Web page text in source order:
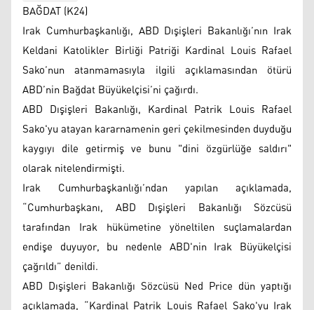
BAĞDAT (K24)
Irak Cumhurbaşkanlığı, ABD Dışişleri Bakanlığı’nın Irak
Keldani Katolikler Birliği Patriği Kardinal Louis Rafael
Sako’nun atanmamasıyla ilgili açıklamasından ötürü
ABD’nin Bağdat Büyükelçisi’ni çağırdı.
ABD Dışişleri Bakanlığı, Kardinal Patrik Louis Rafael
Sako'yu atayan kararnamenin geri çekilmesinden duyduğu
kaygıyı dile getirmiş ve bunu "dini özgürlüğe saldırı"
olarak nitelendirmişti.
Irak Cumhurbaşkanlığı’ndan yapılan açıklamada,
“Cumhurbaşkanı, ABD Dışişleri Bakanlığı Sözcüsü
tarafından Irak hükümetine yöneltilen suçlamalardan
endişe duyuyor, bu nedenle ABD'nin Irak Büyükelçisi
çağrıldı” denildi.
ABD Dışişleri Bakanlığı Sözcüsü Ned Price dün yaptığı